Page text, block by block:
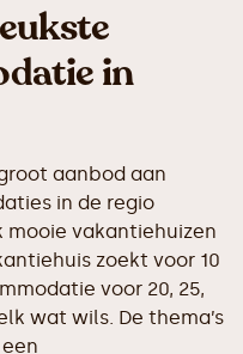
in
aanbod aan
in de regio
mooie vakantiehuizen
zoekt voor 10
voor 20, 25,
wat wils. De thema’s